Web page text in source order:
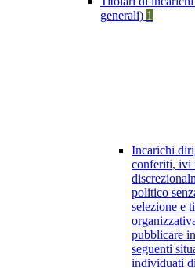
generali) 1
Incarichi
conferiti, ivi
politico
selezione e
pubblicare
seguenti
individuati